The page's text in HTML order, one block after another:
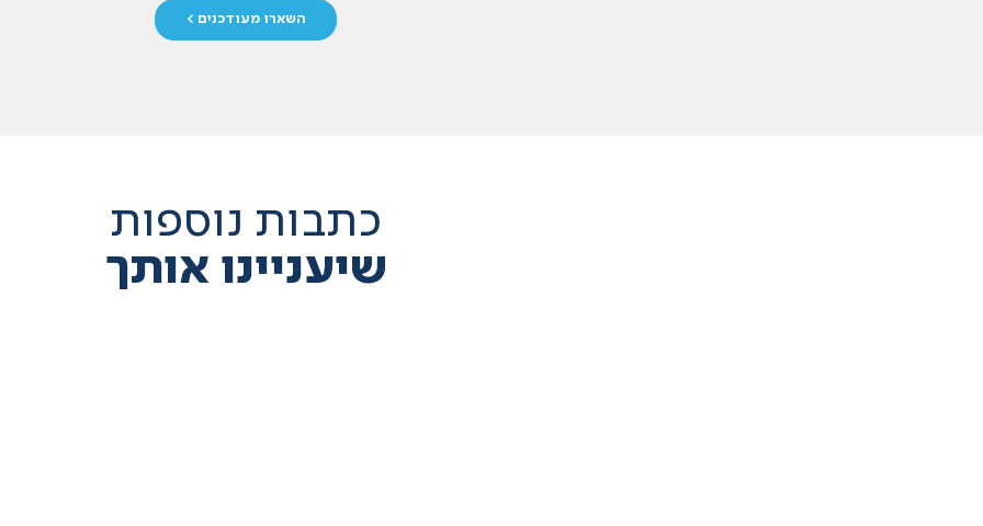
השארו מעודכנים >
כתבות נוספות
שיעניינו אותך